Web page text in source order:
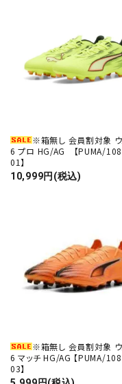
※箱無し 会員割対象 ウ
6 プロ HG/AG 【PUMA/
01】
10,999円(税込)
※箱無し 会員割対象 ウ
6 マッチ HG/AG 【PUMA/
03】